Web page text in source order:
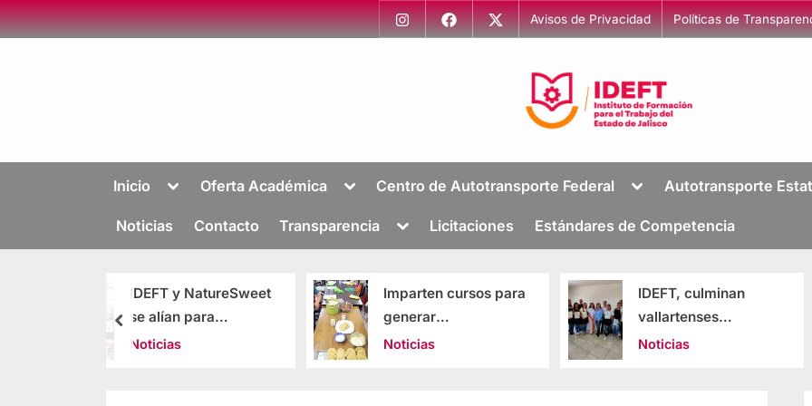
Avisos de Privacidad Políticas de
t
i
t
u
t
o
para
el
Inicio Oferta Académica Centro de Autotransporte Federal Autotransporte
Noticias Contacto Transparencia Licitaciones Estándares de Competencia
Imparten cursos para
generar
emprendimiento y
IDEFT, culminan
capacitación en
diversos oficios
IDEFT impulsa
programas de
capacitación
enfoque